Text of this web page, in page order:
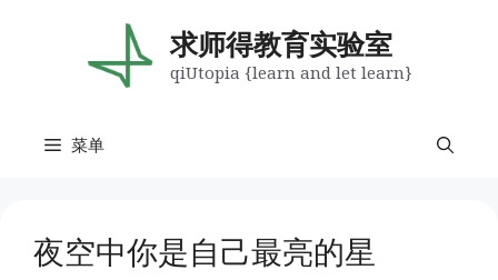
求师得教育实验室
qiUtopia {learn and let learn}
菜单
夜空中你是自己最亮的星